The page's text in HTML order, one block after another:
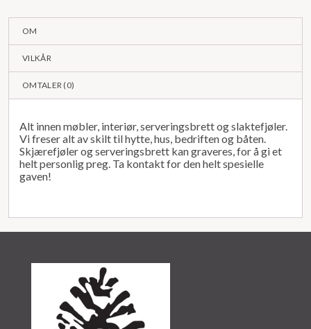
OM
VILKÅR
OMTALER (0)
Alt innen møbler, interiør, serveringsbrett og slaktefjøler.
Vi freser alt av skilt til hytte, hus, bedriften og båten.
Skjærefjøler og serveringsbrett kan graveres, for å gi et
helt personlig preg. Ta kontakt for den helt spesielle
gaven!